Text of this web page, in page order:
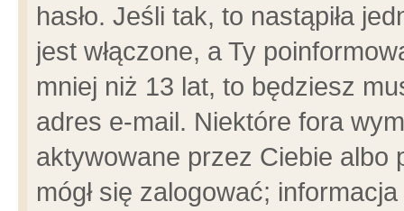
hasło. Jeśli tak, to nastąpiła
jest włączone, a Ty
mniej niż 13 lat, to będziesz
adres e-mail. Niektóre fora
aktywowane przez Ciebie albo
mógł się zalogować;